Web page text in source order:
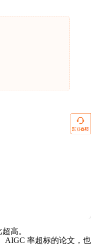
高。
AIGC 率超标的论文，也